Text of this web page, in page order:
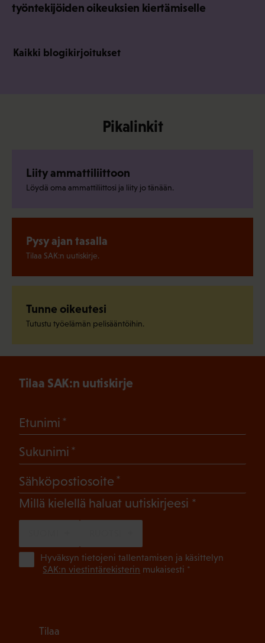
työntekijöiden oikeuksien kiertämiselle
Kaikki blogikirjoitukset
Pikalinkit
Liity ammattiliittoon
Löydä oma ammattiliittosi ja liity jo tänään.
Pysy ajan tasalla
Tilaa SAK:n uutiskirje.
Tunne oikeutesi
Tutustu työelämän pelisääntöihin.
Tilaa SAK:n uutiskirje
Etunimi
Sukunimi
Sähköpostiosoite
Millä kielellä haluat uutiskirjeesi (Pakollinen)
Hyväksyn tietojeni tallentamisen ja käsittelyn
SAK:n viestintärekisterin mukaisesti *
Tilaa